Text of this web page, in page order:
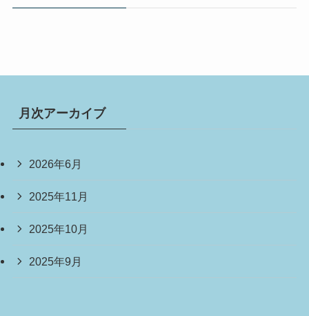
月次アーカイブ
2026年6月
2025年11月
2025年10月
2025年9月